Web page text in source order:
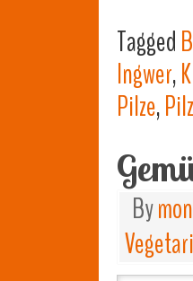
Tagged
Ingwer,
Pilze,
By